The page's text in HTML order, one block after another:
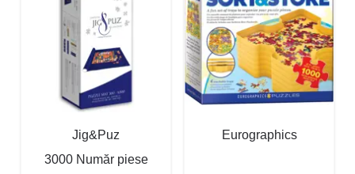
Jig&Puz
3000 Număr piese
Eurographics